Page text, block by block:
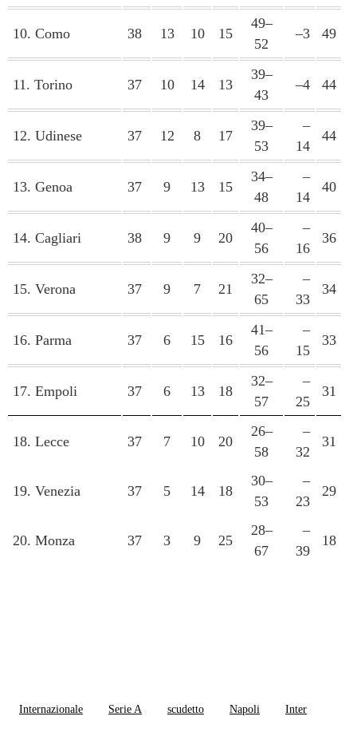
10. Como 38 13 10 15
49–
52
–3 49
11. Torino 37 10 14 13
39–
43
–4 44
12. Udinese 37 12 8 17
39–
53
–
14
44
13. Genoa 37 9 13 15
34–
48
–
14
40
14. Cagliari 38 9 9 20
40–
56
–
16
36
15. Verona 37 9 7 21
32–
65
–
33
34
16. Parma 37 6 15 16
41–
56
–
15
33
17. Empoli 37 6 13 18
32–
57
–
25
31
18. Lecce 37 7 10 20
26–
58
–
32
31
19. Venezia 37 5 14 18
30–
53
–
23
29
20. Monza 37 3 9 25
28–
67
–
39
18
Internazionale Serie A scudetto Napoli Inter